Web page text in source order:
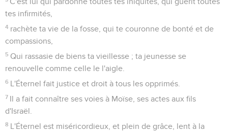
tes infirmités,
4 rachète ta vie de la fosse, qui te couronne de bonté et de
compassions,
5 Qui rassasie de biens ta vieillesse ; ta jeunesse se
renouvelle comme celle le l'aigle.
6 L'Éternel fait justice et droit à tous les opprimés.
7 Il a fait connaître ses voies à Moïse, ses actes aux fils
d'Israël.
8 L'Éternel est miséricordieux, et plein de grâce, lent à la